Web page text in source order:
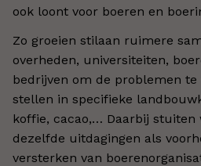
ook loont voor boeren en
Zo groeien stilaan ruimere
overheden, universiteiten,
bedrijven om de problemen
stellen in specifieke
koffie, cacao,… Daarbij stuiten
dezelfde uitdagingen als
versterken van